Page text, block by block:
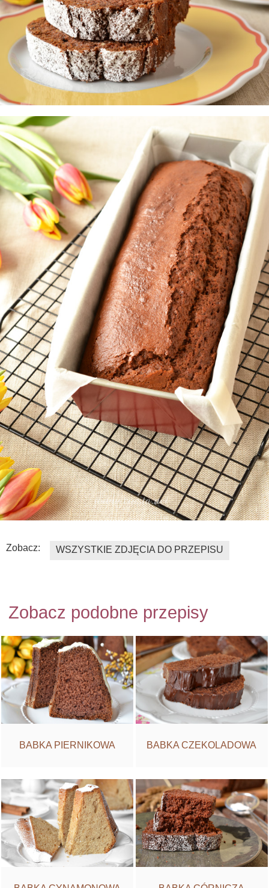
Zobacz: WSZYSTKIE ZDJĘCIA DO PRZEPISU
Zobacz podobne przepisy
BABKA PIERNIKOWA BABKA CZEKOLADOWA